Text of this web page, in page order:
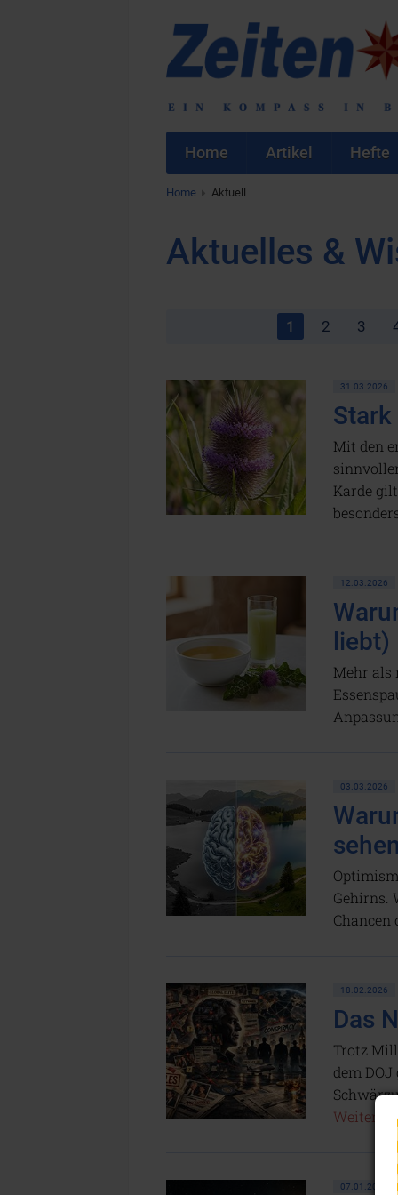
Home Artikel Hefte
Home Aktuell
Aktuelles &
1 2 3
31.03.2026
Mit den
Karde
12.03.2026
liebt)
Mehr als
03.03.2026
sehen
Gehirns.
Chancen
18.02.2026
Das
Trotz
dem
07.01.2026